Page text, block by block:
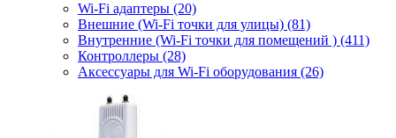
Wi-Fi адаптеры (20)
Внешние (Wi-Fi точки для улицы) (81)
Внутренние (Wi-Fi точки для помещений ) (411)
Контроллеры (28)
Аксессуары для Wi-Fi оборудования (26)